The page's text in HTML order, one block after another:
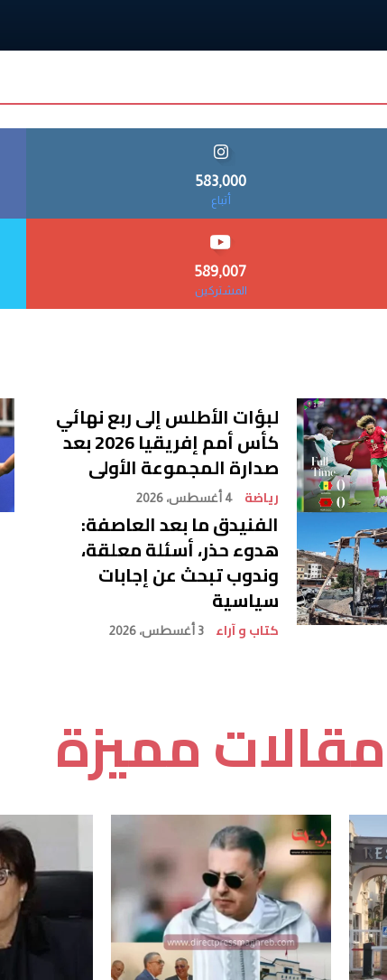
583,000
أتباع
589,007
المشتركين
لبؤات الأطلس إلى ربع نهائي
كأس أمم إفريقيا 2026 بعد
صدارة المجموعة الأولى
رياضة 4 أغسطس، 2026
الفنيدق ما بعد العاصفة:
هدوء حذر، أسئلة معلقة،
وندوب تبحث عن إجابات
سياسية
كتاب و آراء 3 أغسطس، 2026
مقالات مميزة